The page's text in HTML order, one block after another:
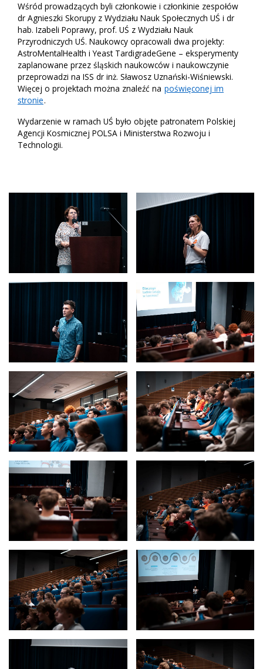
Wśród prowadzących byli członkowie i członkinie zespołów
dr Agnieszki Skorupy z Wydziału Nauk Społecznych UŚ i dr
hab. Izabeli Poprawy, prof. UŚ z Wydziału Nauk
Przyrodniczych UŚ. Naukowcy opracowali dwa projekty:
AstroMentalHealth i Yeast TardigradeGene – eksperymenty
zaplanowane przez śląskich naukowców i naukowczynie
przeprowadzi na ISS dr inż. Sławosz Uznański-Wiśniewski.
Więcej o projektach można znaleźć na poświęconej im
stronie.
Wydarzenie w ramach UŚ było objęte patronatem Polskiej
Agencji Kosmicznej POLSA i Ministerstwa Rozwoju i
Technologii.